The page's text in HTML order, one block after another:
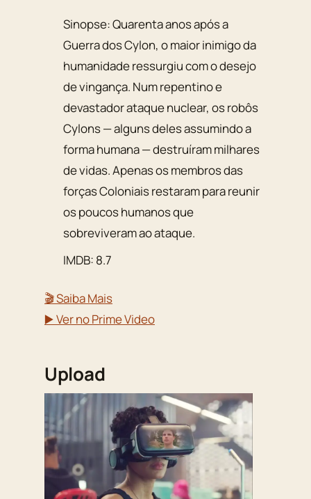
Sinopse: Quarenta anos após a
Guerra dos Cylon, o maior inimigo da
humanidade ressurgiu com o desejo
de vingança. Num repentino e
devastador ataque nuclear, os robôs
Cylons — alguns deles assumindo a
forma humana — destruíram milhares
de vidas. Apenas os membros das
forças Coloniais restaram para reunir
os poucos humanos que
sobreviveram ao ataque.
IMDB: 8.7
🎬 Saiba Mais
▶️ Ver no Prime Video
Upload